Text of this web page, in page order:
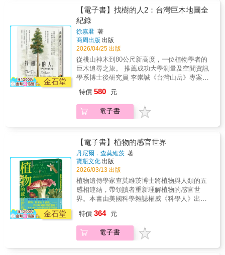
建議，亦是讓人得到療癒的美好智慧：「重要
的從不是你們活了多少日子、看過多少陰晴圓
缺、經歷多少個夏天，而是那些你們真正活過
的時刻。真正的活著，是與他者一起存在、一
起勞動、一起分享、一起承受、一起相愛。幸
福無法計算，也無法留住，它像雲一樣掠過天
空，轉眼就不見了。這就是我想對你們說的，
也是我對你們的祝願：願你們活得幸福。」
作者索耶海（ソーヤー海）是東京・都市樸門
永續設計Tokyo Urban Permaculture創辦人，
與插畫家、作家攜手合作，於書中提出具體可
行的永續生活提案，強調「在家就可以開
始」、「看插畫就可以吸收的智慧」：＃結合
活潑插畫，以知識圖文書的形式，每一個跨頁
開展一個具體的主題＃從飲食、種植、勞動、
遊戲、感受力等面向，體驗大自然生生不息的
奧祕書中八個章節包含：吃（食育）、做（創
計（生態系與關係性）、相互給予（禮物精神
與表達感謝）、練習安靜（心的觀察）、可持
續性（地球與社會如何永續）、生活方式（生
存與生活的選擇）。✦和孩子一起預約豐盛未
會發現，只要生活中多花點心思實踐，就能讓
我們自己與地球的生命更加豐饒：˙200餘幅生
動插畫、20個兼具知識與趣味的生活練習 ˙涵蓋
飲食、種植、自然探索、呼吸與靜心練習、著
色畫、同理心遊戲˙融入食物森林花園、水與能
源、生物棲地地圖…等循環性設計要素˙零浪
費、不製造垃圾、交換才能、不花錢也能過得
充實快樂的挑戰不論在陽台、社區、學校、城
市或鄉村，每個人都可以成為綠色家園和永續
Permaculture】小字典 樸門永續設計源自澳
洲，1978年由比爾.莫利森（Bill Mollison）等
人提出，數十年來，在世界各地獲得重大進
一場視野的翻轉。植物生態學家徐嘉君與團隊
歷經五年的艱辛探勘，正式宣告台灣巨木進入
「80公尺的時代」。從隱身於崩壁邊緣、高達
82公尺的「卡阿郎巨木」，到刷新東亞最高紀
錄、達84.1公尺的「大安溪倚天劍」，每向上
推進的一公尺，都是對這片土地生命韌性的重
新定義。這不僅是一部探險紀錄，也是在為這
座島嶼繪製一艘「森林方舟」。透過空載光達
（LiDAR）如同科技之眼的搜尋，以及公民科
學家的協作，團隊成功定位出全台941棵巨木的
地景，更是氣候變遷時代守護未來的重要關
鍵。藉由計算巨木驚人的碳儲存量，我們終於
得以一窺森林在靜默中承擔的重量。跟隨「找
雲霧之間，聆聽森林最古老的心跳。
金石堂
【電子書】找樹的人2：台灣巨木地圖全
紀錄
徐嘉君 著
商周出版 出版
2026/04/25 出版
從桃山神木到80公尺新高度，一位植物學者的
巨木追尋之旅。 推薦成功大學測量及空間資訊
學系博士後研究員 李崇誠《台灣山岳》專案總
（依姓名筆畫排序） 這是一場關於高度的極限
挑戰，也是一趟走入荒野的生命追尋。 當大眾
仍驚艷於彷彿「撞上月亮」的桃山神木時，
一場視野的翻轉。植物生態學家徐嘉君與團隊
歷經五年的艱辛探勘，正式宣告台灣巨木進入
「80公尺的時代」。從隱身於崩壁邊緣、高達
82公尺的「卡阿郎巨木」，到刷新東亞最高紀
錄、達84.1公尺的「大安溪倚天劍」，每向上
推進的一公尺，都是對這片土地生命韌性的重
新定義。這不僅是一部探險紀錄，也是在為這
座島嶼繪製一艘「森林方舟」。透過空載光達
（LiDAR）如同科技之眼的搜尋，以及公民科
座標。這些屹立千年的老靈魂，不只是壯麗的
地景，更是氣候變遷時代守護未來的重要關
鍵。藉由計算巨木驚人的碳儲存量，我們終於
特價 580 元
電子書
金石堂
【電子書】植物的感官世界
丹尼爾．查莫維茨 著
寶瓶文化 出版
2026/03/13 出版
植物遺傳學家查莫維茨博士將植物與人類的五
感相連結，帶領讀者重新理解植物的感官世
界。本書由美國科學雜誌權威《科學人》出
植物，原來有「感覺」── 而且時刻監視著環
境！ 美國《科學人》雜誌出品， 有理有據、去
浪漫化的經典植物學科普。 ★美國科學雜誌權
特價 364 元
電子書